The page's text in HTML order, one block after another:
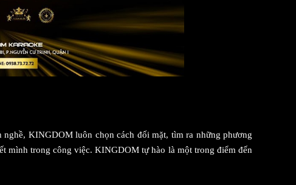
KINGDOM luôn chọn cách đối mặt, tìm ra những phương
mình trong công việc. KINGDOM tự hào là một trong điểm đến